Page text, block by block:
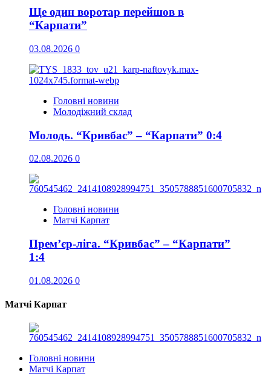
Ще один воротар перейшов в
“Карпати”
03.08.2026 0
Головні новини
Молодіжний склад
Молодь. “Кривбас” – “Карпати” 0:4
02.08.2026 0
Головні новини
Матчі Карпат
Прем’єр-ліга. “Кривбас” – “Карпати”
1:4
01.08.2026 0
Матчі Карпат
Головні новини
Матчі Карпат